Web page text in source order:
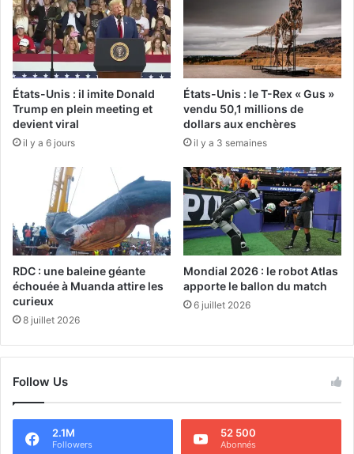
États-Unis : il imite Donald
Trump en plein meeting et
devient viral
il y a 6 jours
États-Unis : le T-Rex « Gus »
vendu 50,1 millions de
dollars aux enchères
il y a 3 semaines
RDC : une baleine géante
échouée à Muanda attire les
curieux
8 juillet 2026
Mondial 2026 : le robot Atlas
apporte le ballon du match
6 juillet 2026
Follow Us
2.1M
Followers
52 500
Abonnés